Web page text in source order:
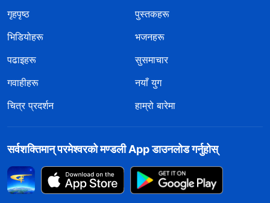
गृहपृष्ठ
पुस्तकहरू
भिडियोहरू
भजनहरू
पढाइहरू
सुसमाचार
गवाहीहरू
नयाँ युग
चित्र प्रदर्शन
हाम्रो बारेमा
सर्वशक्तिमान्‌ परमेश्‍वरको मण्डली App डाउनलोड गर्नुहोस्